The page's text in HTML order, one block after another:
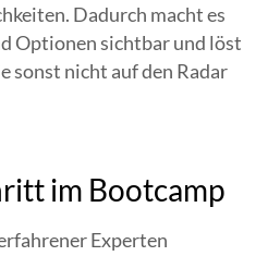
Dadurch macht es
Optionen sichtbar und löst
sonst nicht auf den Radar
im Bootcamp
Experten